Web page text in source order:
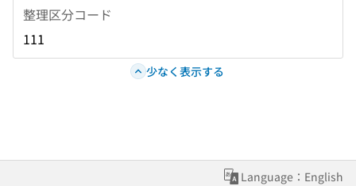
整理区分コード
111
少なく表示する
Language：English